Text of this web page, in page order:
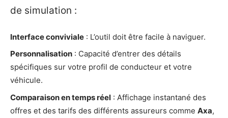
de simulation :
Interface conviviale : L’outil doit être facile à naviguer.
Personnalisation : Capacité d’entrer des détails
spécifiques sur votre profil de conducteur et votre
véhicule.
Comparaison en temps réel : Affichage instantané des
offres et des tarifs des différents assureurs comme Axa,